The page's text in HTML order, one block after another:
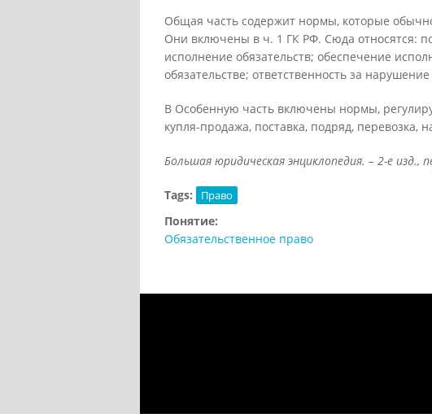
Общая часть содержит нормы, которые
Они включены в ч. 1 ГК РФ. Сюда относятся:
исполнение обязательств; обеспечение
обязательстве; ответственность за
В Особенную часть включены нормы,
купля-продажа, поставка, подряд, перевозка,
Большая юридическая энциклопедия. – 2-е изд.,
Tags: Право
Понятие:
Обязательственное право